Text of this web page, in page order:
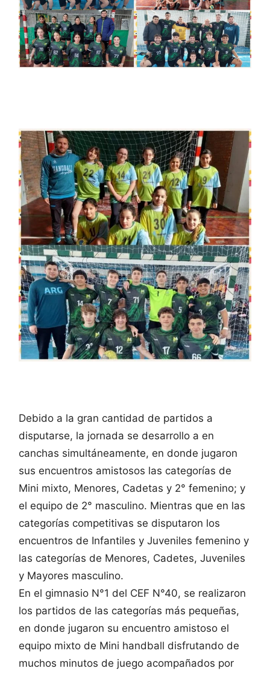
Debido a la gran cantidad de partidos a
disputarse, la jornada se desarrollo a en
canchas simultáneamente, en donde jugaron
sus encuentros amistosos las categorías de
Mini mixto, Menores, Cadetas y 2° femenino; y
el equipo de 2° masculino. Mientras que en las
categorías competitivas se disputaron los
encuentros de Infantiles y Juveniles femenino y
las categorías de Menores, Cadetes, Juveniles
y Mayores masculino.
En el gimnasio N°1 del CEF N°40, se realizaron
los partidos de las categorías más pequeñas,
en donde jugaron su encuentro amistoso el
equipo mixto de Mini handball disfrutando de
muchos minutos de juego acompañados por